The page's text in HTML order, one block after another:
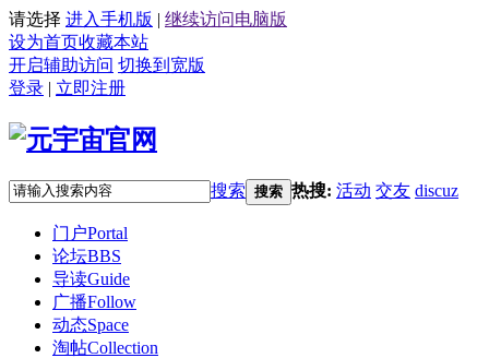
请选择 进入手机版 | 继续访问电脑版
设为首页收藏本站
开启辅助访问 切换到宽版
登录 | 立即注册
搜索 搜索 热搜: 活动 交友 discuz
门户Portal
论坛BBS
导读Guide
广播Follow
动态Space
淘帖Collection